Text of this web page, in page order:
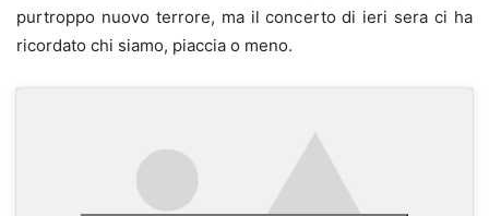
purtroppo nuovo terrore, ma il concerto di ieri sera ci ha
ricordato chi siamo, piaccia o meno.